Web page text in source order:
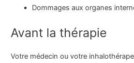
Dommages aux organes
Avant la thérapie
Votre médecin ou votre